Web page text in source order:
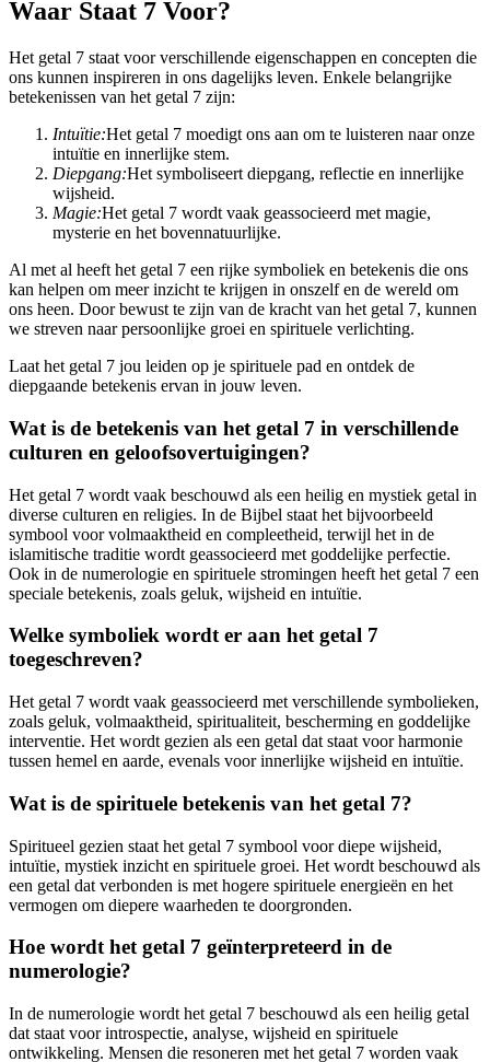
Waar Staat 7 Voor?
Het getal 7 staat voor verschillende eigenschappen en concepten die
ons kunnen inspireren in ons dagelijks leven. Enkele belangrijke
betekenissen van het getal 7 zijn:
Intuïtie:Het getal 7 moedigt ons aan om te luisteren naar onze
intuïtie en innerlijke stem.
Diepgang:Het symboliseert diepgang, reflectie en innerlijke
wijsheid.
Magie:Het getal 7 wordt vaak geassocieerd met magie,
mysterie en het bovennatuurlijke.
Al met al heeft het getal 7 een rijke symboliek en betekenis die ons
kan helpen om meer inzicht te krijgen in onszelf en de wereld om
ons heen. Door bewust te zijn van de kracht van het getal 7, kunnen
we streven naar persoonlijke groei en spirituele verlichting.
Laat het getal 7 jou leiden op je spirituele pad en ontdek de
diepgaande betekenis ervan in jouw leven.
Wat is de betekenis van het getal 7 in verschillende
culturen en geloofsovertuigingen?
Het getal 7 wordt vaak beschouwd als een heilig en mystiek getal in
diverse culturen en religies. In de Bijbel staat het bijvoorbeeld
symbool voor volmaaktheid en compleetheid, terwijl het in de
islamitische traditie wordt geassocieerd met goddelijke perfectie.
Ook in de numerologie en spirituele stromingen heeft het getal 7 een
speciale betekenis, zoals geluk, wijsheid en intuïtie.
Welke symboliek wordt er aan het getal 7
toegeschreven?
Het getal 7 wordt vaak geassocieerd met verschillende symbolieken,
zoals geluk, volmaaktheid, spiritualiteit, bescherming en goddelijke
interventie. Het wordt gezien als een getal dat staat voor harmonie
tussen hemel en aarde, evenals voor innerlijke wijsheid en intuïtie.
Wat is de spirituele betekenis van het getal 7?
Spiritueel gezien staat het getal 7 symbool voor diepe wijsheid,
intuïtie, mystiek inzicht en spirituele groei. Het wordt beschouwd als
een getal dat verbonden is met hogere spirituele energieën en het
vermogen om diepere waarheden te doorgronden.
Hoe wordt het getal 7 geïnterpreteerd in de
numerologie?
In de numerologie wordt het getal 7 beschouwd als een heilig getal
dat staat voor introspectie, analyse, wijsheid en spirituele
ontwikkeling. Mensen die resoneren met het getal 7 worden vaak